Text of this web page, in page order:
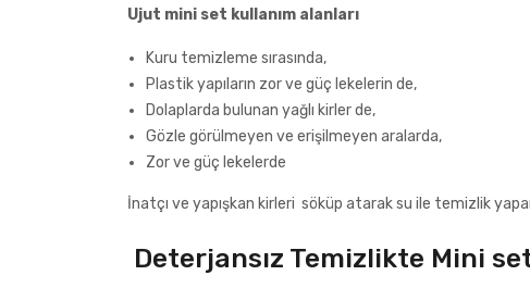
Ujut mini set kullanım alanları
Kuru temizleme sırasında,
Plastik yapıların zor ve güç lekelerin de,
Dolaplarda bulunan yağlı kirler de,
Gözle görülmeyen ve erişilmeyen aralarda,
Zor ve güç lekelerde
İnatçı ve yapışkan kirleri söküp atarak su ile temizlik
Deterjansız Temizlikte Mini